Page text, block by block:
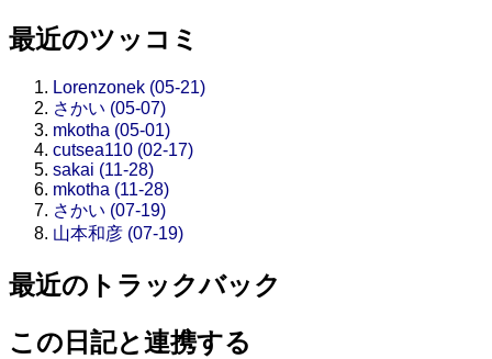
最近のツッコミ
Lorenzonek (05-21)
さかい (05-07)
mkotha (05-01)
cutsea110 (02-17)
sakai (11-28)
mkotha (11-28)
さかい (07-19)
山本和彦 (07-19)
最近のトラックバック
この日記と連携する